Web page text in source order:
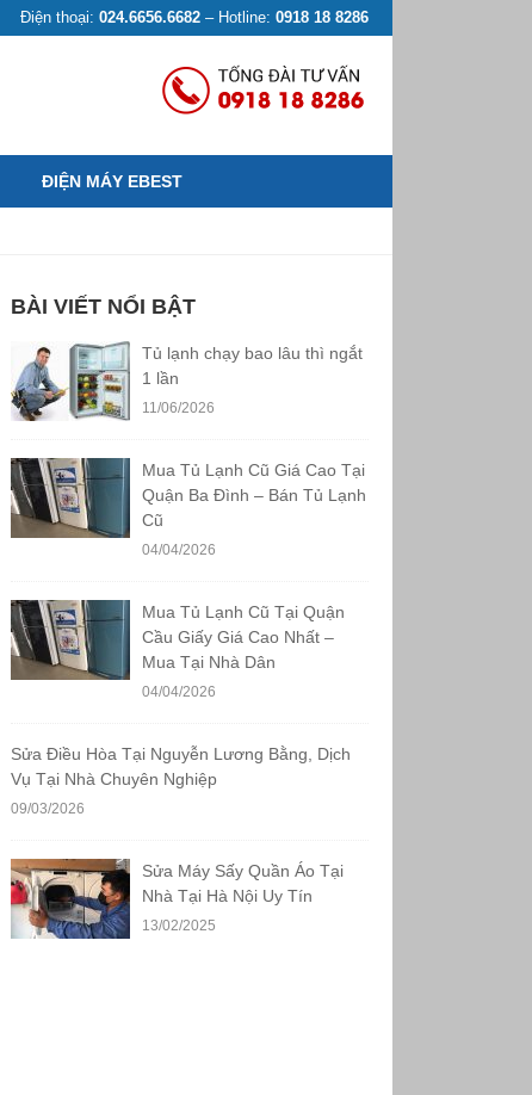
Điện thoại: 024.6656.6682 – Hotline: 0918 18 8286
ĐIỆN MÁY EBEST
BÀI VIẾT NỔI BẬT
Tủ lạnh chạy bao lâu thì ngắt
1 lần
11/06/2026
Mua Tủ Lạnh Cũ Giá Cao Tại
Quận Ba Đình – Bán Tủ Lạnh
Cũ
04/04/2026
Mua Tủ Lạnh Cũ Tại Quận
Cầu Giấy Giá Cao Nhất –
Mua Tại Nhà Dân
04/04/2026
Sửa Điều Hòa Tại Nguyễn Lương Bằng, Dịch
Vụ Tại Nhà Chuyên Nghiệp
09/03/2026
Sửa Máy Sấy Quần Áo Tại
Nhà Tại Hà Nội Uy Tín
13/02/2025